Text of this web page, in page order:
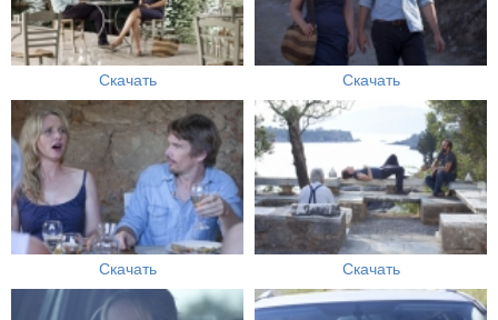
Скачать Скачать
Скачать Скачать